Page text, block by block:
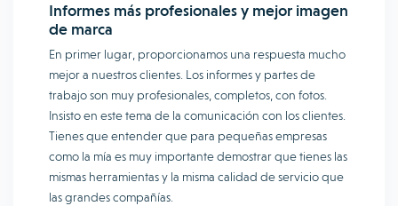
Informes más profesionales y mejor imagen
de marca
En primer lugar, proporcionamos una respuesta mucho
mejor a nuestros clientes. Los informes y partes de
trabajo son muy profesionales, completos, con fotos.
Insisto en este tema de la comunicación con los clientes.
Tienes que entender que para pequeñas empresas
como la mía es muy importante demostrar que tienes las
mismas herramientas y la misma calidad de servicio que
las grandes compañías.